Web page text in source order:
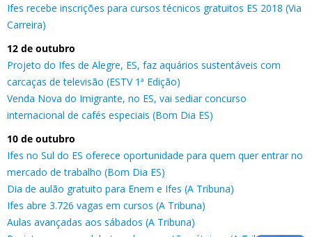
Ifes recebe inscrições para cursos técnicos gratuitos ES 2018 (Via
Carreira)
12 de outubro
Projeto do Ifes de Alegre, ES, faz aquários sustentáveis com
carcaças de televisão (ESTV 1ª Edição)
Venda Nova do Imigrante, no ES, vai sediar concurso
internacional de cafés especiais (Bom Dia ES)
10 de outubro
Ifes no Sul do ES oferece oportunidade para quem quer entrar no
mercado de trabalho (Bom Dia ES)
Dia de aulão gratuito para Enem e Ifes (A Tribuna)
Ifes abre 3.726 vagas em cursos (A Tribuna)
Aulas avançadas aos sábados (A Tribuna)